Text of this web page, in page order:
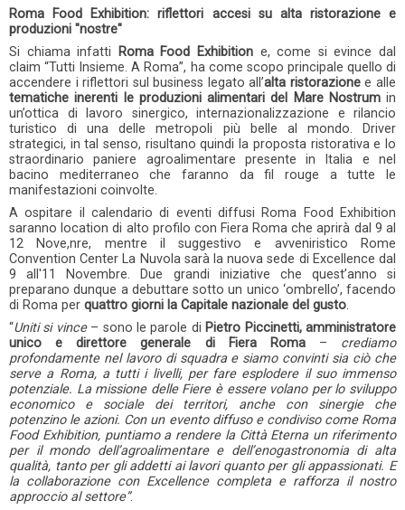
Roma Food Exhibition: riflettori accesi su alta ristorazione e
produzioni "nostre"
Si chiama infatti
Roma Food Exhibition e, come si evince dal
claim “Tutti Insieme. A Roma”, ha come scopo principale quello di
accendere i riflettori sul business legato all’alta ristorazionee alle
tematiche inerenti le produzioni alimentari del Mare Nostrumin
un’ottica di lavoro sinergico, internazionalizzazione e rilancio
turistico di una delle metropoli più belle al mondo. Driver
strategici, in tal senso, risultano quindi la proposta ristorativa e lo
straordinario paniere agroalimentare presente in Italia e nel
bacino mediterraneo che faranno da fil rouge a tutte le
manifestazioni coinvolte.
A ospitare il calendario di eventi diffusi Roma Food Exhibition
saranno location di alto profilo con Fiera Roma che aprirà dal 9 al
12 Nove,nre, mentre il suggestivo e avveniristico Rome
Convention Center La Nuvola sarà la nuova sede di Excellence dal
9 all'11 Novembre. Due grandi iniziative che quest’anno si
preparano dunque a debuttare sotto un unico ‘ombrello’, facendo
di Roma per quattro giorni la Capitale nazionale del gusto.
“Uniti si vince– sono le parole di Pietro Piccinetti, amministratore
unico e direttore generale di Fiera Roma – crediamo
profondamente nel lavoro di squadra e siamo convinti sia ciò che
serve a Roma, a tutti i livelli, per fare esplodere il suo immenso
potenziale. La missione delle Fiere è essere volano per lo sviluppo
economico e sociale dei territori, anche con sinergie che
potenzino le azioni. Con un evento diffuso e condiviso come Roma
Food Exhibition, puntiamo a rendere la Città Eterna un riferimento
per il mondo dell’agroalimentare e dell’enogastronomia di alta
qualità, tanto per gli addetti ai lavori quanto per gli appassionati. E
la collaborazione con Excellence completa e rafforza il nostro
approccio al settore”.